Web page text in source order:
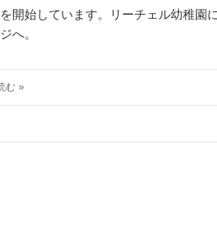
開始しています。リーチェル幼稚園
へ。